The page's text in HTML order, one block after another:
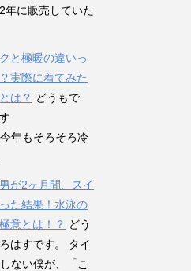
年に販売していた
と極暖の違いっ
実際に着てみた
は？ どうもで
年もそろそろ冷
が2ヶ月間、スイ
た結果！水泳の
意とは！？ どう
はすです。 タイ
ない僕が、「こ